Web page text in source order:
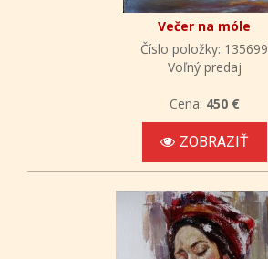
Večer na móle
Číslo položky: 135699
Voľný predaj
Cena: 450 €
ZOBRAZIŤ